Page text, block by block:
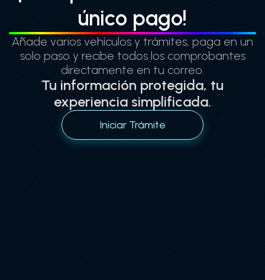
único pago!
Añade varios vehículos y trámites, paga en un
solo paso y recibe todos los comprobantes
directamente en tu correo.
Tu información protegida, tu
experiencia simplificada.
Iniciar Trámite